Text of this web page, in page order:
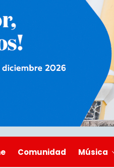
Comunidad Música